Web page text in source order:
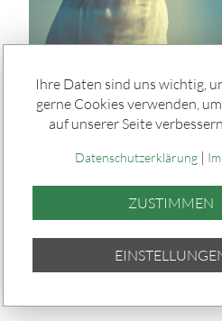
Spiele & Gewinner / Spiele
Sommerglück im
dabei – auch im Urlaub
Mit den Sommerglück
während der Urlaubszeit im
automatisch tippen und bei
– bequem per Quicktipp mit
Ihre Daten sind uns wichtig,
gerne Cookies verwenden,
auf unserer Seite
Datenschutzerklärung|
ZUSTIMMEN